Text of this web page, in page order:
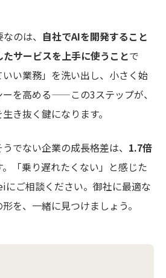
のは、 自社でAIを開発すること
サービスを上手に使うことで
い業務」を洗い出し、小さく始
を高める——この3ステップが、
き抜く鍵になります。
でない企業の成長格差は、 1.7倍
「乗り遅れたくない」と感じた
にご相談ください。御社に最適な
を、一緒に見つけましょう。